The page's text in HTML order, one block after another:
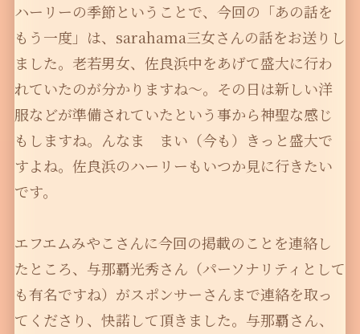
ハーリーの季節ということで、今回の「あの話を
もう一度」は、sarahama三女さんの話をお送りし
ました。老若男女、佐良浜中をあげて盛大に行わ
れていたのが分かりますね〜。その日は新しい洋
服などが準備されていたという事から神聖な感じ
もしますね。んなま まい（今も）きっと盛大で
すよね。佐良浜のハーリーもいつか見に行きたい
です。
エフエムみやこさんに今回の掲載のことを連絡し
たところ、与那覇光秀さん（パーソナリティとして
も有名ですね）がスポンサーさんまで連絡を取っ
てくださり、快諾して頂きました。与那覇さん、